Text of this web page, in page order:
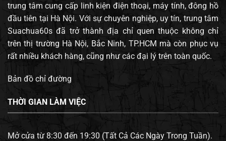
trung tâm cung cấp linh kiện điện thoại, máy tính, đông hồ
đầu tiên tại Hà Nội. Với sự chuyên nghiệp, uy tín, trung tâm
Suachua60s đã trở thành địa chỉ quen thuộc không chỉ
trên thị trường Hà Nội, Bắc Ninh, TP.HCM mà còn phục vụ
rất nhiều khách hàng, cũng như các đại lý trên toàn quốc.
Bản đồ chỉ đường
THỜI GIAN LÀM VIỆC
Mở cửa từ 8:30 đến 19:30 (Tất Cả Các Ngày Trong Tuần).